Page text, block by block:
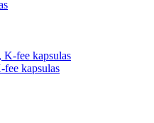
kapsulas